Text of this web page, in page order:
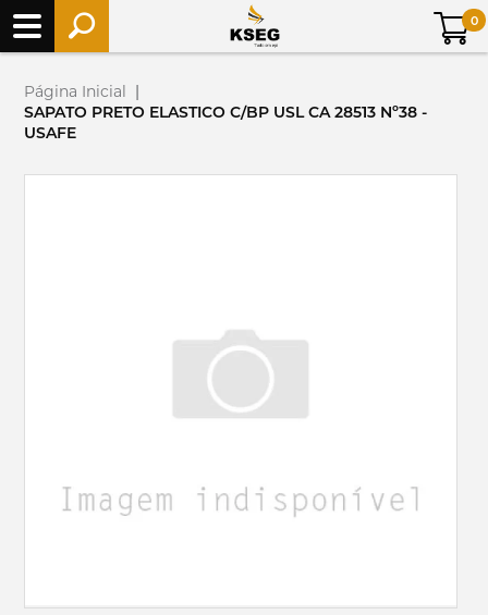
0
Página Inicial |
SAPATO PRETO ELASTICO C/BP USL CA 28513 Nº38 -
USAFE